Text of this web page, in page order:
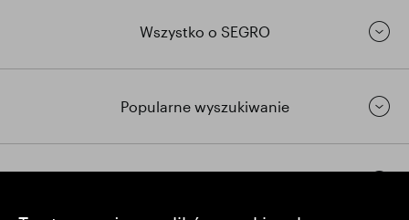
Wszystko o SEGRO
Popularne wyszukiwanie